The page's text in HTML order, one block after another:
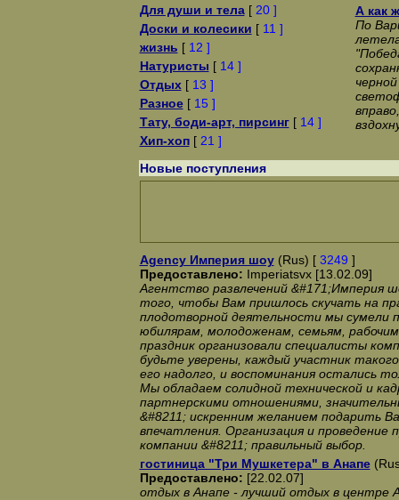
Для души и тела[ 20 ]
Доски и колесики [ 11 ]
жизнь [ 12 ]
Натуристы [ 14 ]
Отдых[ 13 ]
Разное[ 15 ]
Тату, боди-арт, пирсинг[ 14 ]
Хип-хоп[ 21 ]
А как
По
Новые поступления
Agency Империя шоу(Rus) [ 3249 ]
Предоставлено: Imperiatsvx [13.02.09]
Агентство развлечений &#171;Империя
того, чтобы Вам пришлось скучать на
плодотворной деятельности мы сумели
юбилярам, молодоженам, семьям,
праздник организовали специалисты
будьте уверены, каждый участник
его надолго, и воспоминания остались
Мы обладаем солидной технической и
партнерскими отношениями,
&#8211; искренним желанием подарить
впечатления. Организация и проведение
компании &#8211; правильный выбор.
гостиница "Три Мушкетера" в Анапе
Предоставлено: [22.02.07]
отдых в Анапе - лучший отдых в центре